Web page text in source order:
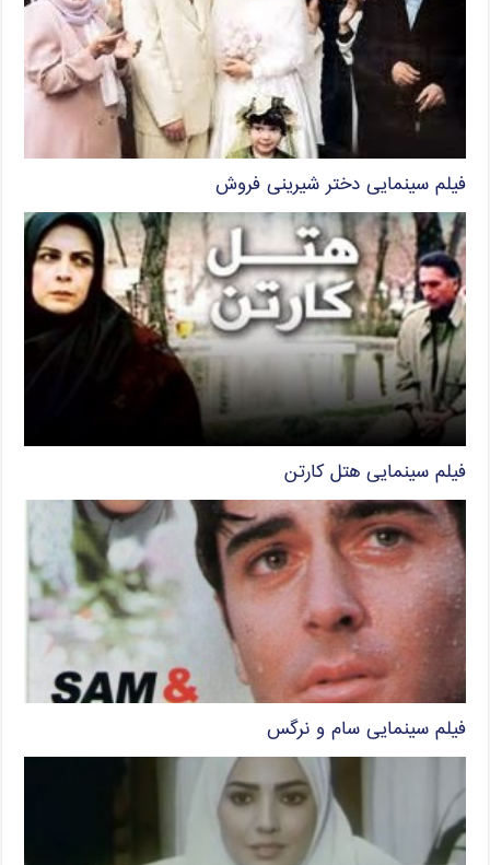
فیلم سینمایی دختر شیرینی فروش
فیلم سینمایی هتل کارتن
فیلم سینمایی سام و نرگس